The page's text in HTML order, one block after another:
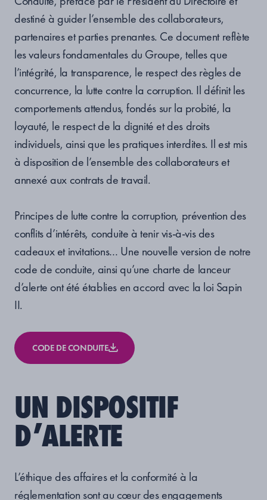
destiné à guider l’ensemble des collaborateurs,
partenaires et parties prenantes. Ce document reflète
les valeurs fondamentales du Groupe, telles que
l’intégrité, la transparence, le respect des règles de
concurrence, la lutte contre la corruption. Il définit les
comportements attendus, fondés sur la probité, la
loyauté, le respect de la dignité et des droits
individuels, ainsi que les pratiques interdites. Il est mis
à disposition de l’ensemble des collaborateurs et
annexé aux contrats de travail.
Principes de lutte contre la corruption, prévention des
conflits d’intérêts, conduite à tenir vis-à-vis des
cadeaux et invitations… Une nouvelle version de notre
code de conduite, ainsi qu’une charte de lanceur
d’alerte ont été établies en accord avec la loi Sapin
II.
CODE DE CONDUITE
UN DISPOSITIF
D’ALERTE
L’éthique des affaires et la conformité à la
réglementation sont au cœur des engagements